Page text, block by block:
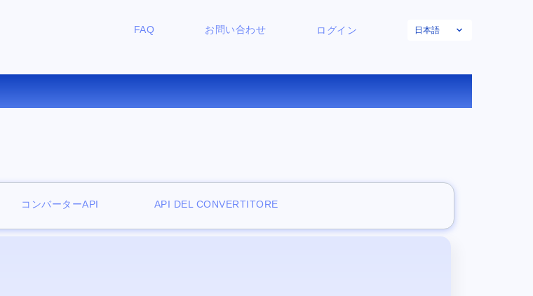
FAQ お問い合わせ ログイン 日本語
オンラインで変換する
コンバーターAPI API DEL CONVERTITORE